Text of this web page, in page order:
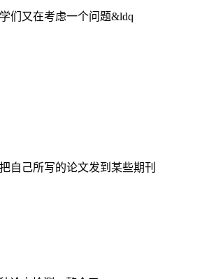
们又在考虑一个问题&ldq
自己所写的论文发到某些期刊